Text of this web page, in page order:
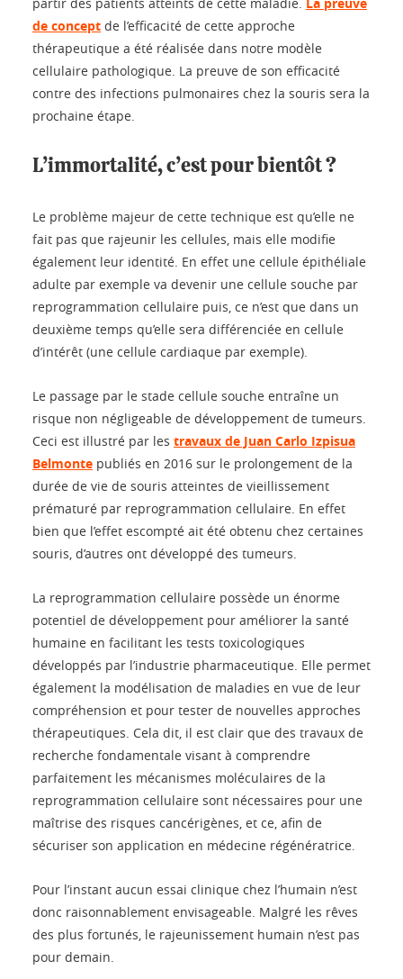
partir des patients atteints de cette maladie. La preuve
de concept de l’efficacité de cette approche
thérapeutique a été réalisée dans notre modèle
cellulaire pathologique. La preuve de son efficacité
contre des infections pulmonaires chez la souris sera la
prochaine étape.
L’immortalité, c’est pour bientôt ?
Le problème majeur de cette technique est qu’elle ne
fait pas que rajeunir les cellules, mais elle modifie
également leur identité. En effet une cellule épithéliale
adulte par exemple va devenir une cellule souche par
reprogrammation cellulaire puis, ce n’est que dans un
deuxième temps qu’elle sera différenciée en cellule
d’intérêt (une cellule cardiaque par exemple).
Le passage par le stade cellule souche entraîne un
risque non négligeable de développement de tumeurs.
Ceci est illustré par les travaux de Juan Carlo Izpisua
Belmonte publiés en 2016 sur le prolongement de la
durée de vie de souris atteintes de vieillissement
prématuré par reprogrammation cellulaire. En effet
bien que l’effet escompté ait été obtenu chez certaines
souris, d’autres ont développé des tumeurs.
La reprogrammation cellulaire possède un énorme
potentiel de développement pour améliorer la santé
humaine en facilitant les tests toxicologiques
développés par l’industrie pharmaceutique. Elle permet
également la modélisation de maladies en vue de leur
compréhension et pour tester de nouvelles approches
thérapeutiques. Cela dit, il est clair que des travaux de
recherche fondamentale visant à comprendre
parfaitement les mécanismes moléculaires de la
reprogrammation cellulaire sont nécessaires pour une
maîtrise des risques cancérigènes, et ce, afin de
sécuriser son application en médecine régénératrice.
Pour l’instant aucun essai clinique chez l’humain n’est
donc raisonnablement envisageable. Malgré les rêves
des plus fortunés, le rajeunissement humain n’est pas
pour demain.